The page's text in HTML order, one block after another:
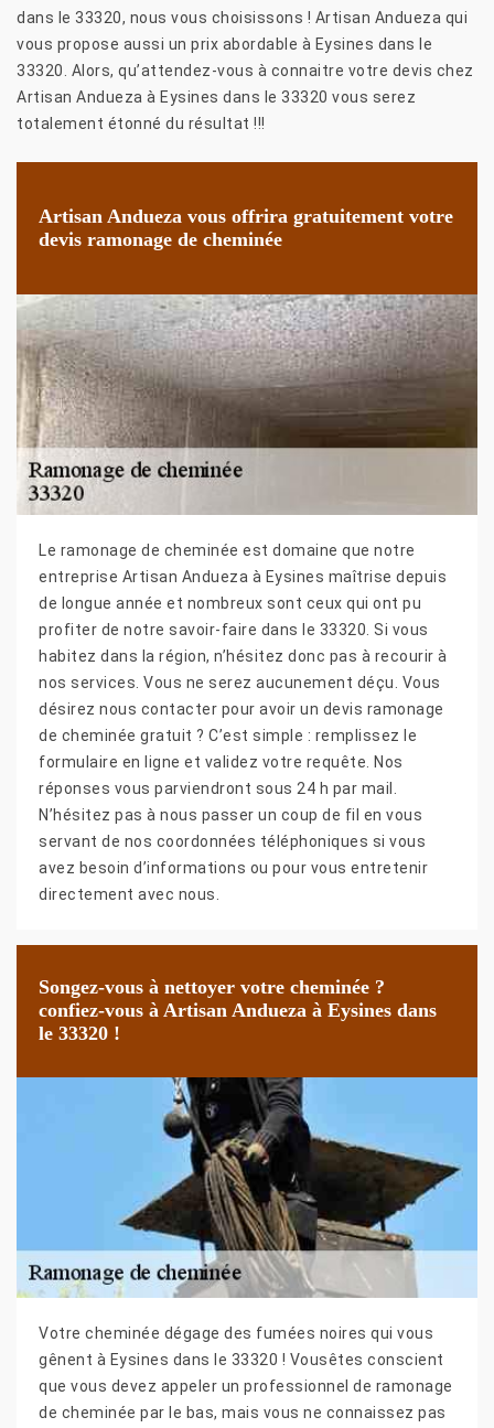
dans le 33320, nous vous choisissons ! Artisan Andueza qui
vous propose aussi un prix abordable à Eysines dans le
33320. Alors, qu’attendez-vous à connaitre votre devis chez
Artisan Andueza à Eysines dans le 33320 vous serez
totalement étonné du résultat !!!
Artisan Andueza vous offrira gratuitement votre
devis ramonage de cheminée
Le ramonage de cheminée est domaine que notre
entreprise Artisan Andueza à Eysines maîtrise depuis
de longue année et nombreux sont ceux qui ont pu
profiter de notre savoir-faire dans le 33320. Si vous
habitez dans la région, n’hésitez donc pas à recourir à
nos services. Vous ne serez aucunement déçu. Vous
désirez nous contacter pour avoir un devis ramonage
de cheminée gratuit ? C’est simple : remplissez le
formulaire en ligne et validez votre requête. Nos
réponses vous parviendront sous 24 h par mail.
N’hésitez pas à nous passer un coup de fil en vous
servant de nos coordonnées téléphoniques si vous
avez besoin d’informations ou pour vous entretenir
directement avec nous.
Songez-vous à nettoyer votre cheminée ?
confiez-vous à Artisan Andueza à Eysines dans
le 33320 !
Votre cheminée dégage des fumées noires qui vous
gênent à Eysines dans le 33320 ! Vousêtes conscient
que vous devez appeler un professionnel de ramonage
de cheminée par le bas, mais vous ne connaissez pas